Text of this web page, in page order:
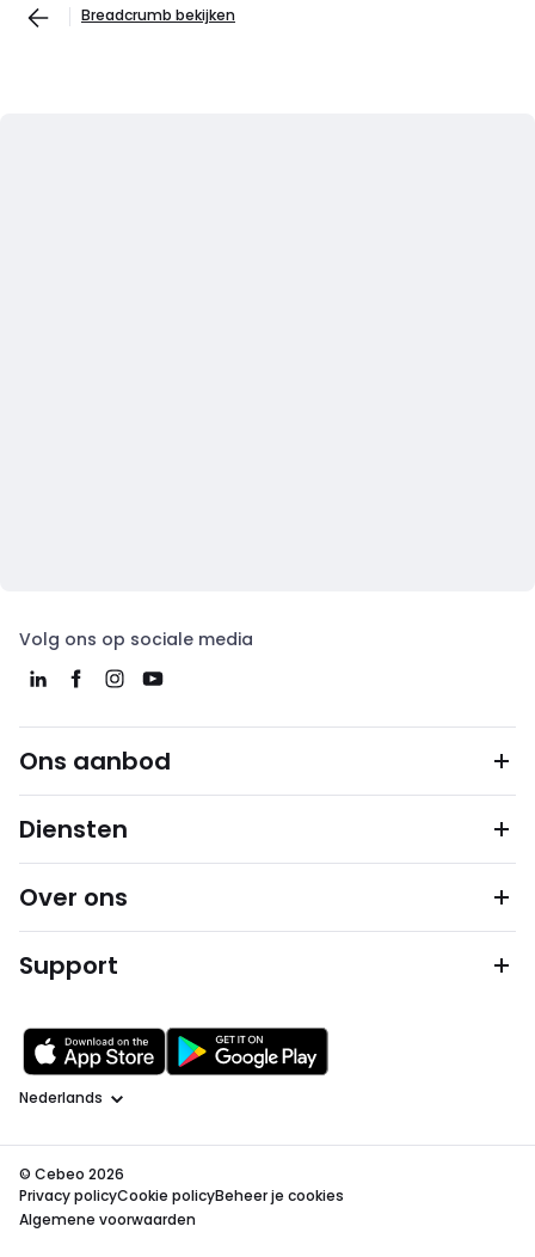
Breadcrumb bekijken
Volg ons op sociale media
Ons aanbod
Diensten
Over ons
Support
Taal
© Cebeo 2026
Privacy policyCookie policyBeheer je cookies
Algemene voorwaarden